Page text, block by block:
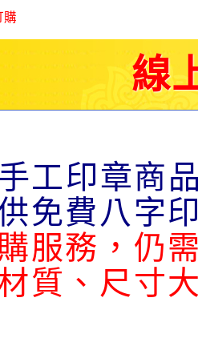
購
線
工印章商
免費八字
服務，仍
質、尺寸